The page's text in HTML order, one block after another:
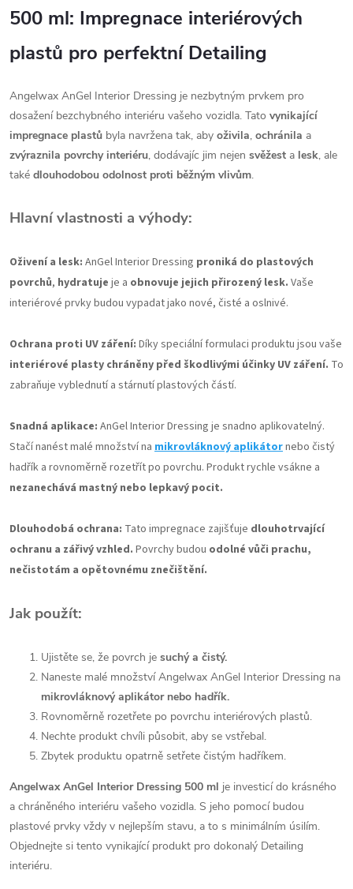
500 ml: Impregnace interiérových
plastů pro perfektní Detailing
Angelwax AnGel Interior Dressing je nezbytným prvkem pro
dosažení bezchybného interiéru vašeho vozidla. Tato vynikající
impregnace plastů byla navržena tak, aby oživila, ochránila a
zvýraznila povrchy interiéru, dodávajíc jim nejen svěžest a lesk, ale
také dlouhodobou odolnost proti běžným vlivům.
Hlavní vlastnosti a výhody:
Oživení a lesk: AnGel Interior Dressing proniká do plastových
povrchů, hydratuje je a obnovuje jejich přirozený lesk. Vaše
interiérové prvky budou vypadat jako nové, čisté a oslnivé.
Ochrana proti UV záření: Díky speciální formulaci produktu jsou vaše
interiérové plasty chráněny před škodlivými účinky UV záření. To
zabraňuje vyblednutí a stárnutí plastových částí.
Snadná aplikace: AnGel Interior Dressing je snadno aplikovatelný.
Stačí nanést malé množství na mikrovláknový aplikátornebo čistý
hadřík a rovnoměrně rozetřít po povrchu. Produkt rychle vsákne a
nezanechává mastný nebo lepkavý pocit.
Dlouhodobá ochrana: Tato impregnace zajišťuje dlouhotrvající
ochranu a zářivý vzhled. Povrchy budou odolné vůči prachu,
nečistotám a opětovnému znečištění.
Jak použít:
Ujistěte se, že povrch je suchý a čistý.
Naneste malé množství Angelwax AnGel Interior Dressing na
mikrovláknový aplikátor nebo hadřík.
Rovnoměrně rozetřete po povrchu interiérových plastů.
Nechte produkt chvíli působit, aby se vstřebal.
Zbytek produktu opatrně setřete čistým hadříkem.
Angelwax AnGel Interior Dressing 500 ml je investicí do krásného
a chráněného interiéru vašeho vozidla. S jeho pomocí budou
plastové prvky vždy v nejlepším stavu, a to s minimálním úsilím.
Objednejte si tento vynikající produkt pro dokonalý Detailing
interiéru.